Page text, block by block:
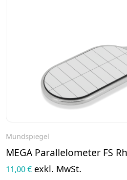
Mundspiegel
MEGA Parallelometer FS
11,00 € exkl. MwSt.